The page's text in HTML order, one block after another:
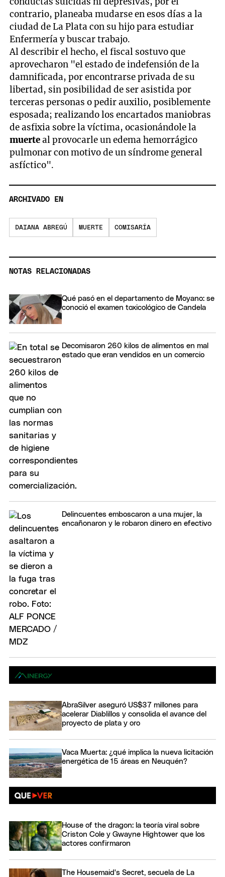
contrario, planeaba mudarse en esos días a la
ciudad de La Plata con su hijo para estudiar
Enfermería y buscar trabajo.
Al describir el hecho, el fiscal sostuvo que
aprovecharon "el estado de indefensión de la
damnificada, por encontrarse privada de su
libertad, sin posibilidad de ser asistida por
terceras personas o pedir auxilio, posiblemente
esposada; realizando los encartados maniobras
de asfixia sobre la víctima, ocasionándole la
muerteal provocarle un edema hemorrágico
pulmonar con motivo de un síndrome general
asfíctico".
ARCHIVADO EN
DAIANA ABREGÚ MUERTE COMISARÍA
NOTAS RELACIONADAS
Qué pasó en el departamento de Moyano: se
conoció el examen toxicológico de Candela
Decomisaron 260 kilos de alimentos en mal
estado que eran vendidos en un comercio
Delincuentes emboscaron a una mujer, la
encañonaron y le robaron dinero en efectivo
AbraSilver aseguró US$37 millones para
acelerar Diablillos y consolida el avance del
proyecto de plata y oro
Vaca Muerta: ¿qué implica la nueva licitación
energética de 15 áreas en Neuquén?
House of the dragon: la teoría viral sobre
Criston Cole y Gwayne Hightower que los
actores confirmaron
The Housemaid's Secret, secuela de La